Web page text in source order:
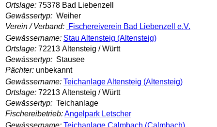
Ortslage: 75378 Bad Liebenzell
Gewässertyp: Weiher
Verein / Verband: Fischereiverein Bad Liebenzell e.V.
Gewässername: Stau Altensteig (Altensteig)
Ortslage: 72213 Altensteig / Württ
Gewässertyp: Stausee
Pächter: unbekannt
Gewässername: Teichanlage Altensteig (Altensteig)
Ortslage: 72213 Altensteig / Württ
Gewässertyp: Teichanlage
Fischereibetrieb:Angelpark Letscher
Gewässername: Teichanlage Calmbach (Calmbach)